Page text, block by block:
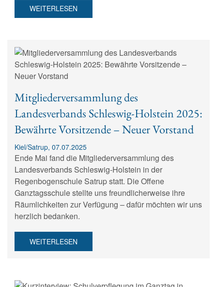
WEITERLESEN
Mitgliederversammlung des
Landesverbands Schleswig-Holstein 2025:
Bewährte Vorsitzende – Neuer Vorstand
Kiel/Satrup, 07.07.2025
Ende Mai fand die Mitgliederversammlung des
Landesverbands Schleswig-Holstein in der
Regenbogenschule Satrup statt. Die Offene
Ganztagsschule stellte uns freundlicherweise ihre
Räumlichkeiten zur Verfügung – dafür möchten wir uns
herzlich bedanken.
WEITERLESEN